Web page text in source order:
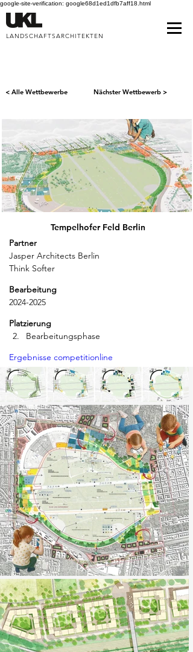
google-site-verification: google68d1ed1dfb7aff18.html
LANDSCHAFTSARCHITEKTEN
< Alle Wettbewerbe Nächster Wettbewerb >
Tempelhofer Feld Berlin
Partner
Jasper Architects Berlin
Think Softer
Bearbeitung
2024-2025
Platzierung
Bearbeitungsphase
Ergebnisse competitionline